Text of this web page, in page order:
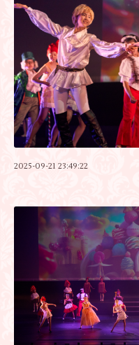
2025-09-21 23:49:22